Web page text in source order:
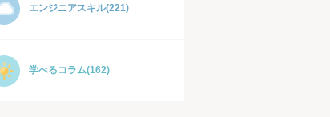
エンジニアスキル(221)
学べるコラム(162)